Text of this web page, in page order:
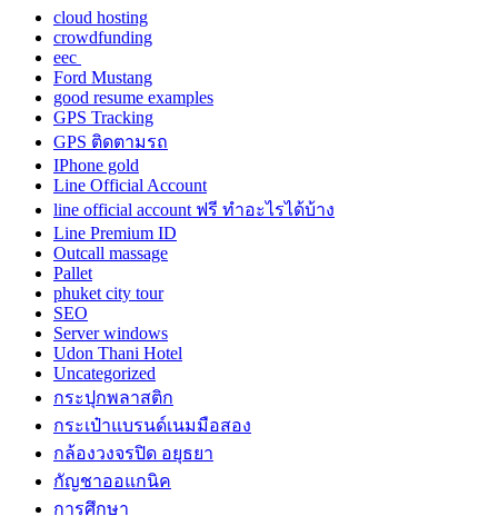
cloud hosting
crowdfunding
eec
Ford Mustang
good resume examples
GPS Tracking
GPS ติดตามรถ
IPhone gold
Line Official Account
line official account ฟรี ทําอะไรได้บ้าง
Line Premium ID
Outcall massage
Pallet
phuket city tour
SEO
Server windows
Udon Thani Hotel
Uncategorized
กระปุกพลาสติก
กระเป๋าแบรนด์เนมมือสอง
กล้องวงจรปิด อยุธยา
กัญชาออแกนิค
การศึกษา